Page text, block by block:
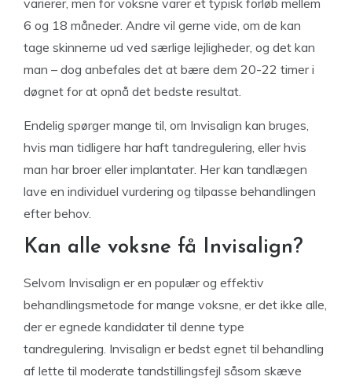
varierer, men for voksne varer et typisk forløb mellem
6 og 18 måneder. Andre vil gerne vide, om de kan
tage skinnerne ud ved særlige lejligheder, og det kan
man – dog anbefales det at bære dem 20-22 timer i
døgnet for at opnå det bedste resultat.
Endelig spørger mange til, om Invisalign kan bruges,
hvis man tidligere har haft tandregulering, eller hvis
man har broer eller implantater. Her kan tandlægen
lave en individuel vurdering og tilpasse behandlingen
efter behov.
Kan alle voksne få Invisalign?
Selvom Invisalign er en populær og effektiv
behandlingsmetode for mange voksne, er det ikke alle,
der er egnede kandidater til denne type
tandregulering. Invisalign er bedst egnet til behandling
af lette til moderate tandstillingsfejl såsom skæve